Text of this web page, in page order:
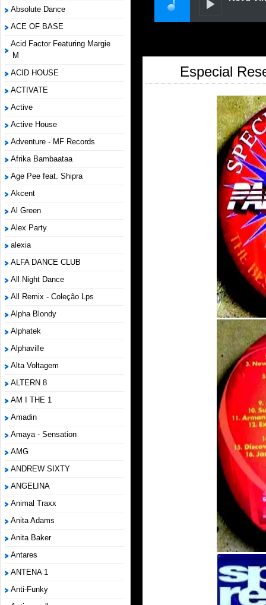
Absolute Dance
ACE OF BASE
Acid Factor Featuring Margie
M
ACID HOUSE
ACTIVATE
Active
Active House
Adventure - MF Records
Afrika Bambaataa
Age Pee feat. Shipra
Akcent
Al Green
Alex Party
alexia
ALFA DANCE CLUB
All Night Dance
All Remix - Coleção Lps
Alpha Blondy
Alphatek
Alphaville
Alta Voltagem
ALTERN 8
AM I THE 1
Amadin
Amaya - Sensation
AMG
ANDREW SIXTY
ANGELINA
Animal Traxx
Anita Adams
Anita Baker
Antares
ANTENA 1
Anti-Funky
Especial